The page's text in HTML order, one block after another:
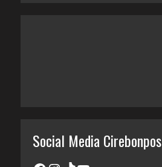
Social Media Cirebonpos